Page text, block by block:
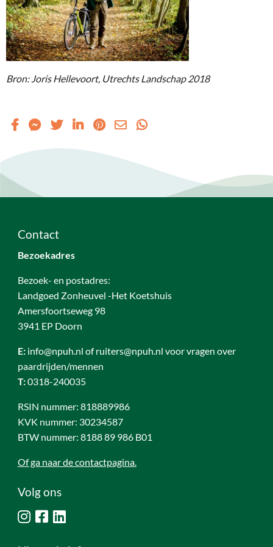
Bron: Joris Hellevoort, Utrechts Landschap 2018
Contact
Bezoekadres
Bezoek- en postadres:
Landgoed Zonheuvel -Het Koetshuis
Amersfoortseweg 98
3941 EP Doorn
E:info@npuh.nl of ruiters@npuh.nl voor vragen over
paardrijden/mennen
T:0318-240035
RSIN nummer: 818889986
KVK nummer: 30234587
BTW nummer: 8188 89 986 B01
Of ga naar de contactpagina.
Volg ons